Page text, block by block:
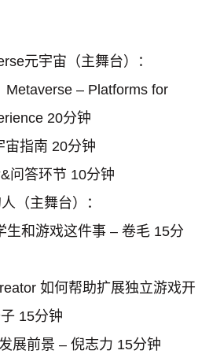
元宇宙（主舞台）：
Metaverse – Platforms for
20分钟
宙指南 20分钟
问答环节 10分钟
（主舞台）：
生和游戏这件事 – 卷毛 15分
如何帮助扩展独立游戏开
15分钟
展前景 – 倪志力 15分钟